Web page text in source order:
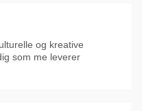
og kreative
som me leverer